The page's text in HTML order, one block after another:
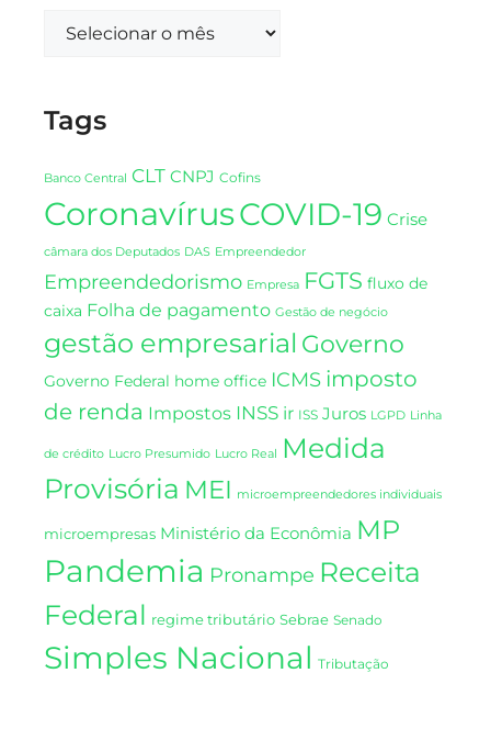
Tags
Banco Central CLT CNPJ Cofins
CoronavírusCOVID-19 Crise
câmara dos Deputados DAS Empreendedor
Empreendedorismo Empresa FGTS fluxo de
caixa Folha de pagamento Gestão de negócio
gestão empresarial Governo
Governo Federal home office ICMS imposto
de renda Impostos INSS ir ISS Juros LGPD Linha
de crédito Lucro Presumido Lucro Real Medida
Provisória MEI microempreendedores individuais
microempresas Ministério da Econômia MP
Pandemia Pronampe Receita
Federal regime tributário Sebrae Senado
Simples Nacional Tributação